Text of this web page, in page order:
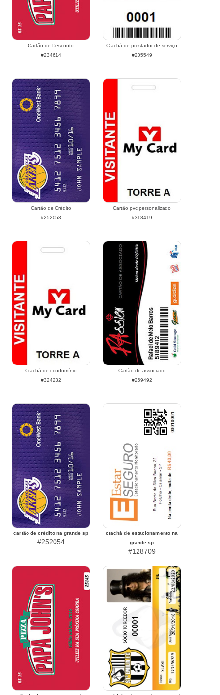
Cartão de Desconto
#234614
Crachá de prestador de serviço
#205549
Cartão de Crédito
#252053
Cartão pvc personalizado
#318419
Crachá de condomínio
#324232
Cartão de associado
#269492
cartão de crédito na grande sp
#252054
crachá de estacionamento na
grande sp
#128709